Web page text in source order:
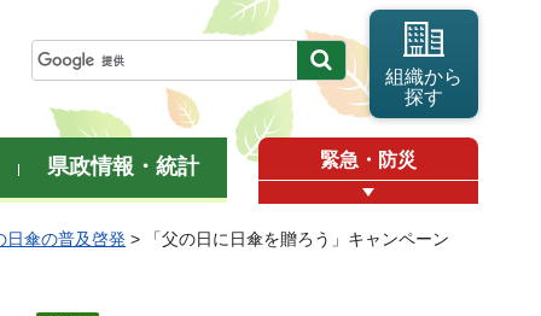
組織から
探す
県政情報・統計 緊急・防災
日傘の普及啓発 > 「父の日に日傘を贈ろう」キャンペーン